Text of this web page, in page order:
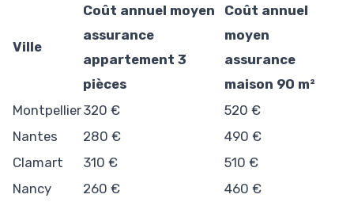
Ville
Coût annuel moyen
assurance
appartement 3
pièces
Coût annuel
moyen
assurance
maison 90 m²
Montpellier320 €
520 €
Nantes
280 €
490 €
Clamart
310 €
510 €
Nancy
260 €
460 €